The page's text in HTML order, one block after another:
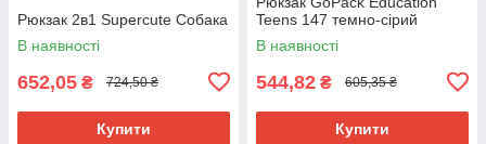
Рюкзак 2в1 Supercute Собака
В наявності
652,05 ₴ 724,50 ₴
Купити
Teens 147 темно-сірий
В наявності
544,82 ₴ 605,35 ₴
Купити